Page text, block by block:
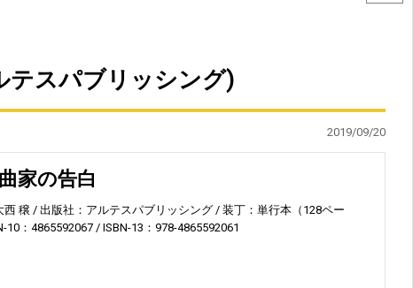
テスパブリッシング)
2019/09/20
家の告白
西 穣 出版社：アルテスパブリッシング
装丁：単行本（128ペー
10：4865592067 ISBN-13：978-4865592061